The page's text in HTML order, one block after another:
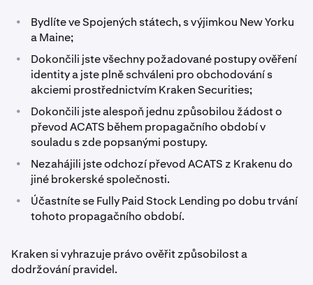
•
Bydlíte ve Spojených státech, s výjimkou New Yorku
a Maine;
•
Dokončili jste všechny požadované postupy ověření
identity a jste plně schváleni pro obchodování s
akciemi prostřednictvím Kraken Securities;
•
Dokončili jste alespoň jednu způsobilou žádost o
převod ACATS během propagačního období v
souladu s zde popsanými postupy.
•
Nezahájili jste odchozí převod ACATS z Krakenu do
jiné brokerské společnosti.
•
Účastníte se Fully Paid Stock Lending po dobu trvání
tohoto propagačního období.
Kraken si vyhrazuje právo ověřit způsobilost a
dodržování pravidel.